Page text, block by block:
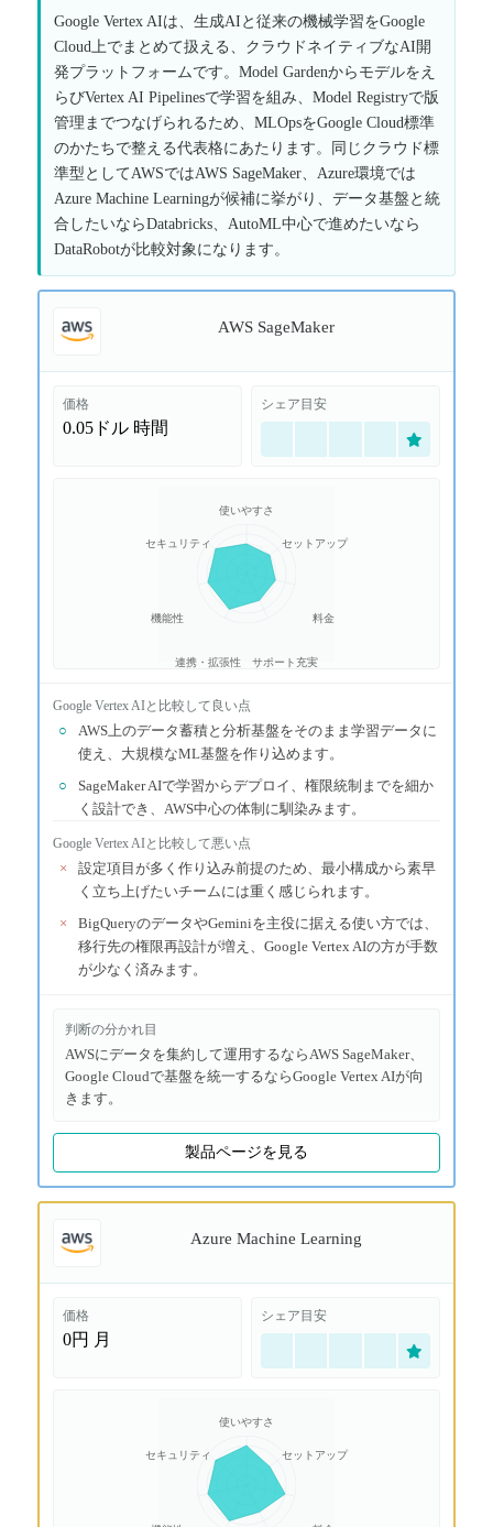
Google Vertex AIは、生成AIと従来の機械学習をGoogle
Cloud上でまとめて扱える、クラウドネイティブなAI開
発プラットフォームです。Model Gardenからモデルをえ
らびVertex AI Pipelinesで学習を組み、Model Registryで版
管理までつなげられるため、MLOpsをGoogle Cloud標準
のかたちで整える代表格にあたります。同じクラウド標
準型としてAWSではAWS SageMaker、Azure環境では
Azure Machine Learningが候補に挙がり、データ基盤と統
合したいならDatabricks、AutoML中心で進めたいなら
DataRobotが比較対象になります。
AWS SageMaker
価格
0.05ドル 時間
シェア目安
使いやすさ
セットアップ
料金
サポート充実
連携・拡張性
機能性
セキュリティ
Google Vertex AIと比較して良い点
○
AWS上のデータ蓄積と分析基盤をそのまま学習データに
使え、大規模なML基盤を作り込めます。
○
SageMaker AIで学習からデプロイ、権限統制までを細か
く設計でき、AWS中心の体制に馴染みます。
Google Vertex AIと比較して悪い点
×
設定項目が多く作り込み前提のため、最小構成から素早
く立ち上げたいチームには重く感じられます。
×
BigQueryのデータやGeminiを主役に据える使い方では、
移行先の権限再設計が増え、Google Vertex AIの方が手数
が少なく済みます。
判断の分かれ目
AWSにデータを集約して運用するならAWS SageMaker、
Google Cloudで基盤を統一するならGoogle Vertex AIが向
きます。
製品ページを見る
Azure Machine Learning
価格
0円 月
シェア目安
使いやすさ
セットアップ
セキュリティ